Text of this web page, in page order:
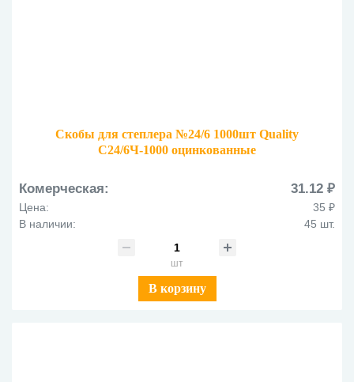
Скобы для степлера №24/6 1000шт Quality
C24/6Ч-1000 оцинкованные
Комерческая: 31.12 ₽
Цена:
35 ₽
В наличии:
45 шт.
шт
В корзину